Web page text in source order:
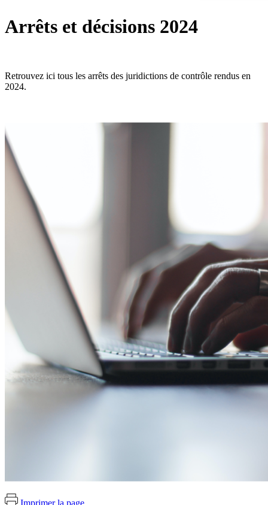
Arrêts et décisions 2024
Retrouvez ici tous les arrêts des juridictions de contrôle rendus en
2024.